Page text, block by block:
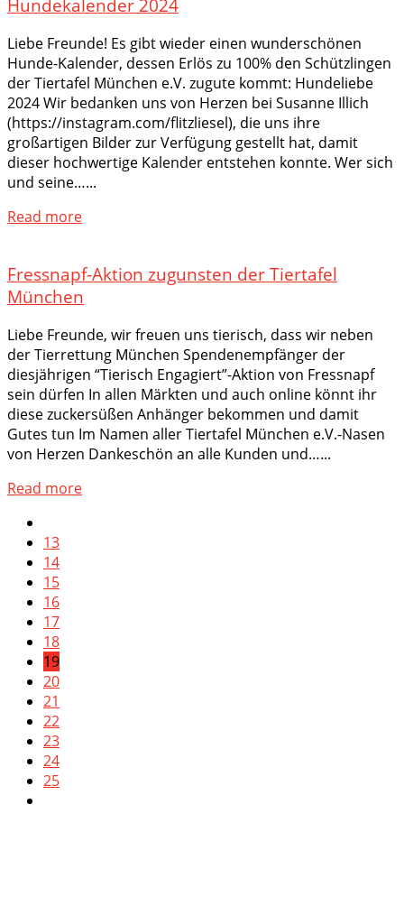
Hundekalender 2024
Liebe Freunde! Es gibt wieder einen wunderschönen
Hunde-Kalender, dessen Erlös zu 100% den Schützlingen
der Tiertafel München e.V. zugute kommt: Hundeliebe
2024 Wir bedanken uns von Herzen bei Susanne Illich
(https://instagram.com/flitzliesel), die uns ihre
großartigen Bilder zur Verfügung gestellt hat, damit
dieser hochwertige Kalender entstehen konnte. Wer sich
und seine…...
Read more
Fressnapf-Aktion zugunsten der Tiertafel
München
Liebe Freunde, wir freuen uns tierisch, dass wir neben
der Tierrettung München Spendenempfänger der
diesjährigen “Tierisch Engagiert”-Aktion von Fressnapf
sein dürfen In allen Märkten und auch online könnt ihr
diese zuckersüßen Anhänger bekommen und damit
Gutes tun Im Namen aller Tiertafel München e.V.-Nasen
von Herzen Dankeschön an alle Kunden und…...
Read more
13
14
15
16
17
18
19
20
21
22
23
24
25